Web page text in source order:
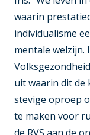
waarin
individualisme
mentale welzijn.
uit waarin dit de
stevige oproep
te maken voor